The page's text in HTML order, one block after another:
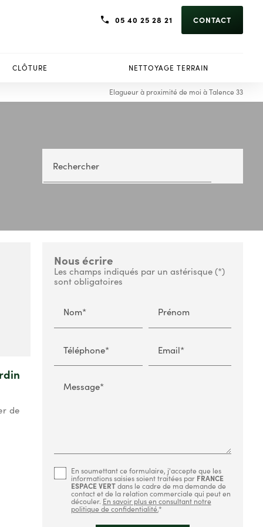
05 40 25 28 21 CONTACT
CLÔTURE NETTOYAGE TERRAIN
Elagueur à proximité de moi à Talence 33
Rechercher
de
Nous écrire
Les champs indiqués par un astérisque (*)
sont obligatoires
Nom* Prénom
Téléphone* Email*
Message*
En soumettant ce formulaire, j'accepte que les
informations saisies soient traitées par FRANCE
ESPACE VERTdans le cadre de ma demande de
contact et de la relation commerciale qui peut en
découler. En savoir plus en consultant notre
politique de confidentialité.*